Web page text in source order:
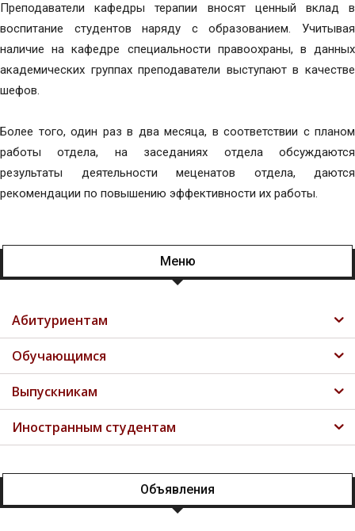
Преподаватели кафедры терапии вносят ценный вклад в
воспитание студентов наряду с образованием. Учитывая
наличие на кафедре специальности правоохраны, в данных
академических группах преподаватели выступают в качестве
шефов.
Более того, один раз в два месяца, в соответствии с планом
работы отдела, на заседаниях отдела обсуждаются
результаты деятельности меценатов отдела, даются
рекомендации по повышению эффективности их работы.
Меню
Абитуриентам
Обучающимся
Выпускникам
Иностранным студентам
Объявления